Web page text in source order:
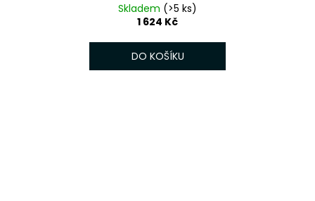
Skladem (>5 ks)
1 624 Kč
DO KOŠÍKU